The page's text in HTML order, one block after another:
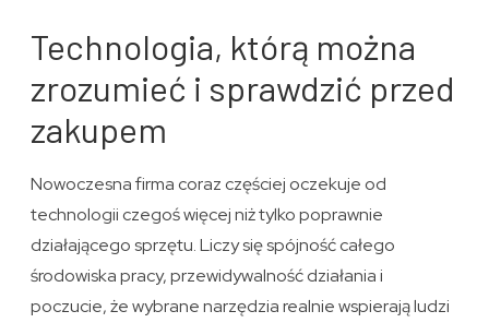
Technologia, którą można
zrozumieć i sprawdzić przed
zakupem
Nowoczesna firma coraz częściej oczekuje od
technologii czegoś więcej niż tylko poprawnie
działającego sprzętu. Liczy się spójność całego
środowiska pracy, przewidywalność działania i
poczucie, że wybrane narzędzia realnie wspierają ludzi